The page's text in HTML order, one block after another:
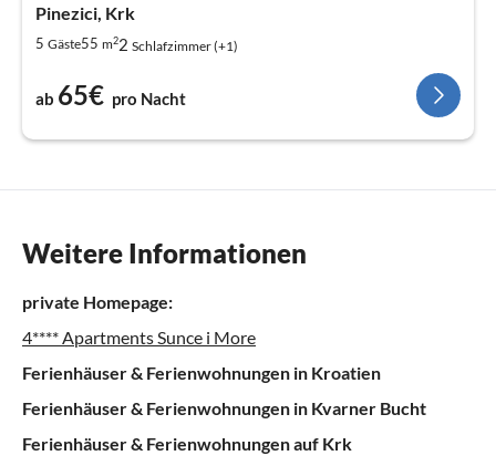
Pinezici, Krk
5 Gäste55 m22 Schlafzimmer (+1)
ab 65€ pro Nacht
Weitere Informationen
private Homepage:
4**** Apartments Sunce i More
Ferienhäuser & Ferienwohnungen in Kroatien
Ferienhäuser & Ferienwohnungen in Kvarner Bucht
Ferienhäuser & Ferienwohnungen auf Krk